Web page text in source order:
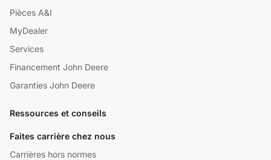
Pièces A&I
MyDealer
Services
Financement John Deere
Garanties John Deere
Ressources et conseils
Faites carrière chez nous
Carrières hors normes